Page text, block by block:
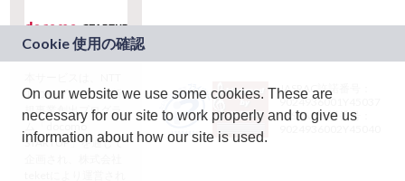
ドコモグループの新
規事業創出プログラ
ム「docomo
STARTUP」を通じて
JASRAC許諾番号：
9024936001Y45037
JASRAC許諾番号：
On our website we use some cookies. These are
necessary for our site to work properly and to give us
information about how our site is used.